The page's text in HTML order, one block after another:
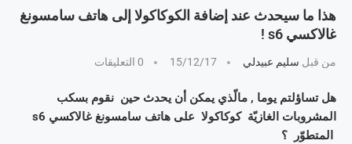
هذا ما سيحدث عند إضافة الكوكاكولا إلى هاتف سامسونغ
غالاكسي s6 !
من قبل سليم عبيدلي 15/12/17 0 التعليقات
هل تساؤلتم يوما , مالّذي يمكن أن يحدث حين نقوم بسكب
المشروبات الغازيّة كوكاكولا على هاتف سامسونغ غالاكسي s6
المتطوّر ؟